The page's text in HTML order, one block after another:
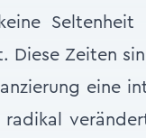
Diese Zeiten
eine
radikal